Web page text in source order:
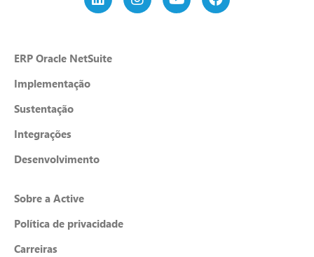
ERP Oracle NetSuite
Implementação
Sustentação
Integrações
Desenvolvimento
Sobre a Active
Política de privacidade
Carreiras